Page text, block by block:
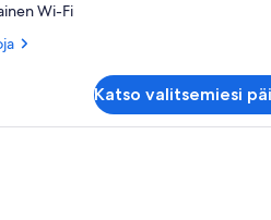
Wi-Fi
Katso valitsemiesi